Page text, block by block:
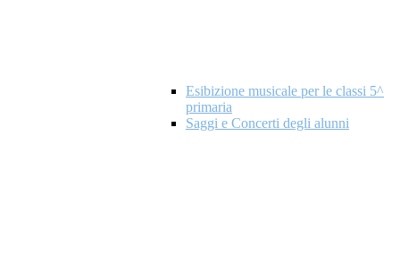
Esibizione musicale per le classi 5^
primaria
Saggi e Concerti degli alunni